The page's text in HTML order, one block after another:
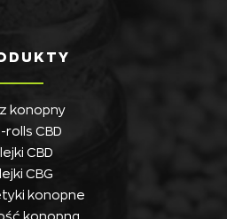
konopny
rolls CBD
CBD
CBG
konopne